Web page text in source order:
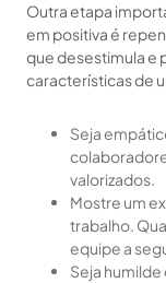
Outra etapa
em positiva é
que desestimula e
características de
Seja
valorizados.
Mostre um
trabalho.
equipe a
Seja